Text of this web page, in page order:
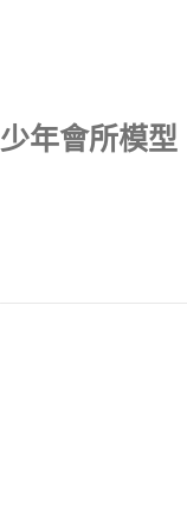
少年會所模型